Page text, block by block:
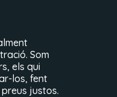
Som
els qui
los, fent
justos.